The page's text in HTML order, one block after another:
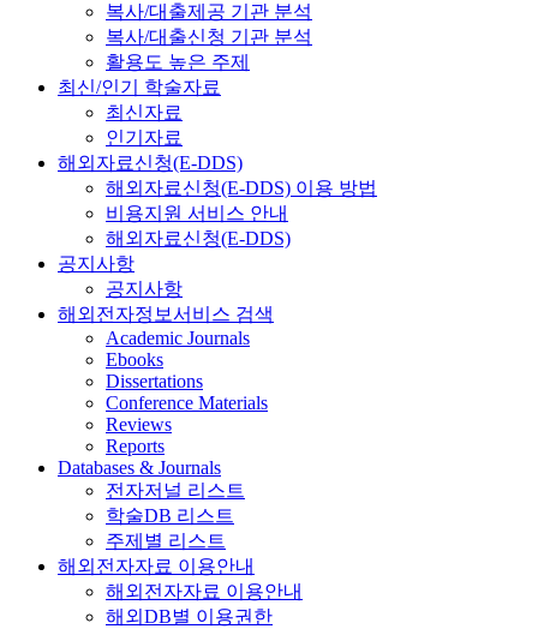
복사/대출제공 기관 분석
복사/대출신청 기관 분석
활용도 높은 주제
최신/인기 학술자료
최신자료
인기자료
해외자료신청(E-DDS)
해외자료신청(E-DDS) 이용 방법
비용지원 서비스 안내
해외자료신청(E-DDS)
공지사항
공지사항
해외전자정보서비스 검색
Academic Journals
Ebooks
Dissertations
Conference Materials
Reviews
Reports
Databases & Journals
전자저널 리스트
학술DB 리스트
주제별 리스트
해외전자자료 이용안내
해외전자자료 이용안내
해외DB별 이용권한